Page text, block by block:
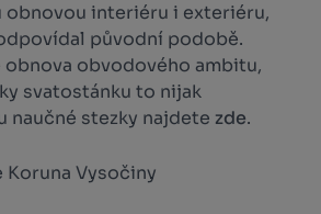
obnovou interiéru i exteriéru,
původní podobě.
obvodového ambitu,
svatostánku to nijak
naučné stezky najdete zde.
Vysočiny